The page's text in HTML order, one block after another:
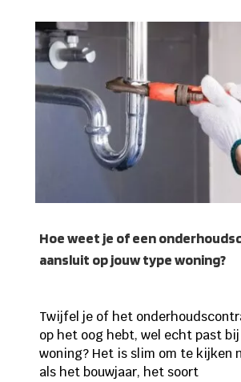
Hoe weet je of een
aansluit op jouw type woning?
Twijfel je of het
op het oog hebt, wel echt past
woning? Het is slim om te kijken
als het bouwjaar, het soort